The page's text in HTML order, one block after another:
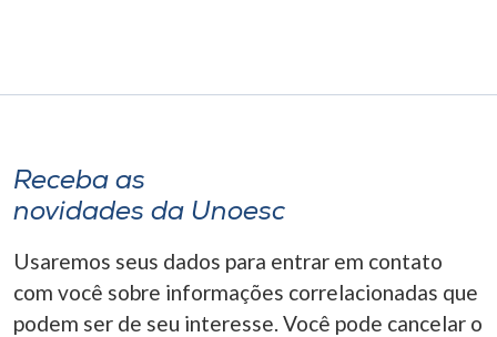
o idioma
A+
A-
Receba as
novidades da Unoesc
Usaremos seus dados para entrar em contato
com você sobre informações correlacionadas que
podem ser de seu interesse. Você pode cancelar o